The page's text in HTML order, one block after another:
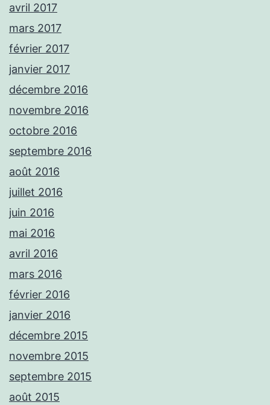
avril 2017
mars 2017
février 2017
janvier 2017
décembre 2016
novembre 2016
octobre 2016
septembre 2016
août 2016
juillet 2016
juin 2016
mai 2016
avril 2016
mars 2016
février 2016
janvier 2016
décembre 2015
novembre 2015
septembre 2015
août 2015